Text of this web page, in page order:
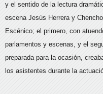
y el sentido de la lectura
escena Jesús Herrera y
Escénico; el primero, con
parlamentos y escenas, y el
preparada para la ocasión,
los asistentes durante la